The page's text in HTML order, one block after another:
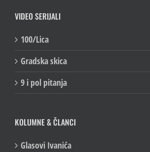
VIDEO SERIJALI
100/Lica
Gradska skica
9 i pol pitanja
KOLUMNE & ČLANCI
Glasovi Ivanića